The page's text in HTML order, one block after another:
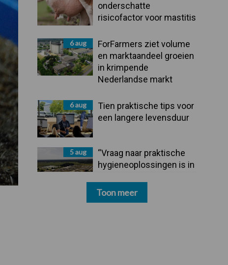
onderschatte
risicofactor voor mastitis
6 aug
ForFarmers ziet volume
en marktaandeel groeien
in krimpende
Nederlandse markt
6 aug
Tien praktische tips voor
een langere levensduur
5 aug
“Vraag naar praktische
hygieneoplossingen is in
Toon meer